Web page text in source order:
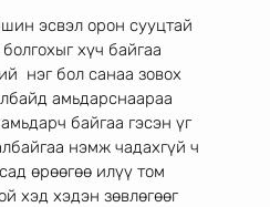
эсвэл орон сууцтай
хүч байгаа
нэг бол санаа зовох
амьдарснаараа
байгаа гэсэн үг
нэмж чадахгүй ч
өрөөгөө илүү том
хэд хэдэн зөвлөгөөг